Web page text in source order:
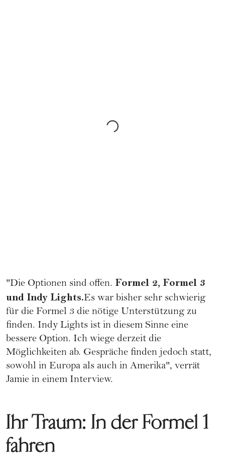
"Die Optionen sind offen. Formel 2, Formel 3
und Indy Lights.Es war bisher sehr schwierig
für die Formel 3 die nötige Unterstützung zu
finden. Indy Lights ist in diesem Sinne eine
bessere Option. Ich wiege derzeit die
Möglichkeiten ab. Gespräche finden jedoch statt,
sowohl in Europa als auch in Amerika", verrät
Jamie in einem Interview.
Ihr Traum: In der Formel 1
fahren